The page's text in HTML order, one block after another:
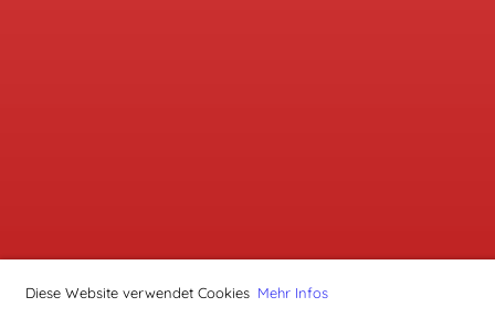
Diese Website verwendet Cookies Mehr Infos